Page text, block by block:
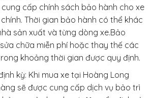
cấp chính sách bảo hành cho xe
Thời gian bảo hành có thể khác
sản xuất và từng dòng xe.Bảo
chữa miễn phí hoặc thay thế các
khoảng thời gian được quy định.
kỳ: Khi mua xe tại Hoàng Long
sẽ được cung cấp dịch vụ bảo trì